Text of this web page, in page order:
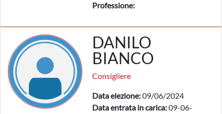
Professione:
DANILO
BIANCO
Consigliere
Data elezione:09/06/2024
Data entrata in carica:09-06-